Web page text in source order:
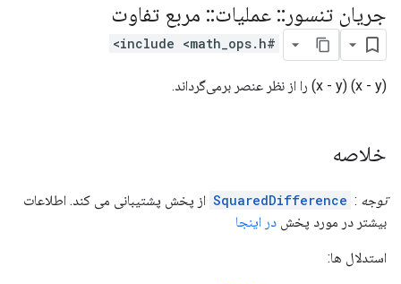
جریان تنسور :: عملیات:: مربع تفاوت
#include <math_ops.h>
(x - y) (x - y) را از نظر عنصر برمی‌گرداند.
خلاصه
توجه :
SquaredDifference از پخش پشتیبانی می کند. اطلاعات
بیشتر در مورد پخش در اینجا
استدلال ها: